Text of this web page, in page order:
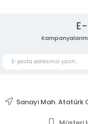
Sanayi Mah. Atatürk